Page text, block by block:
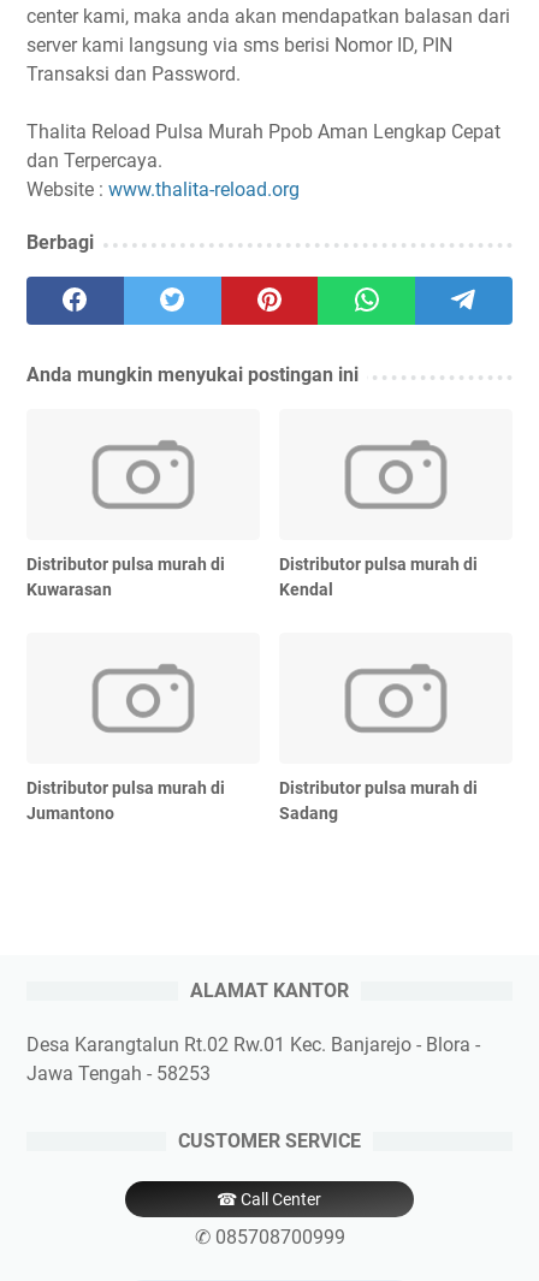
center kami, maka anda akan mendapatkan balasan dari
server kami langsung via sms berisi Nomor ID, PIN
Transaksi dan Password.
Thalita Reload Pulsa Murah Ppob Aman Lengkap Cepat
dan Terpercaya.
Website : www.thalita-reload.org
Berbagi
Anda mungkin menyukai postingan ini
Distributor pulsa murah di
Kuwarasan
Distributor pulsa murah di
Kendal
Distributor pulsa murah di
Jumantono
Distributor pulsa murah di
Sadang
ALAMAT KANTOR
Desa Karangtalun Rt.02 Rw.01 Kec. Banjarejo - Blora -
Jawa Tengah - 58253
CUSTOMER SERVICE
☎ Call Center
✆ 085708700999